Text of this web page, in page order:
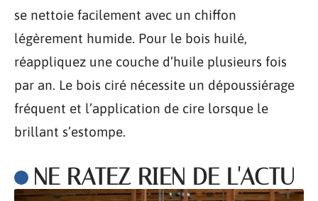
se nettoie facilement avec un chiffon
légèrement humide. Pour le bois huilé,
réappliquez une couche d’huile plusieurs fois
par an. Le bois ciré nécessite un dépoussiérage
fréquent et l’application de cire lorsque le
brillant s’estompe.
NE RATEZ RIEN DE L'ACTU